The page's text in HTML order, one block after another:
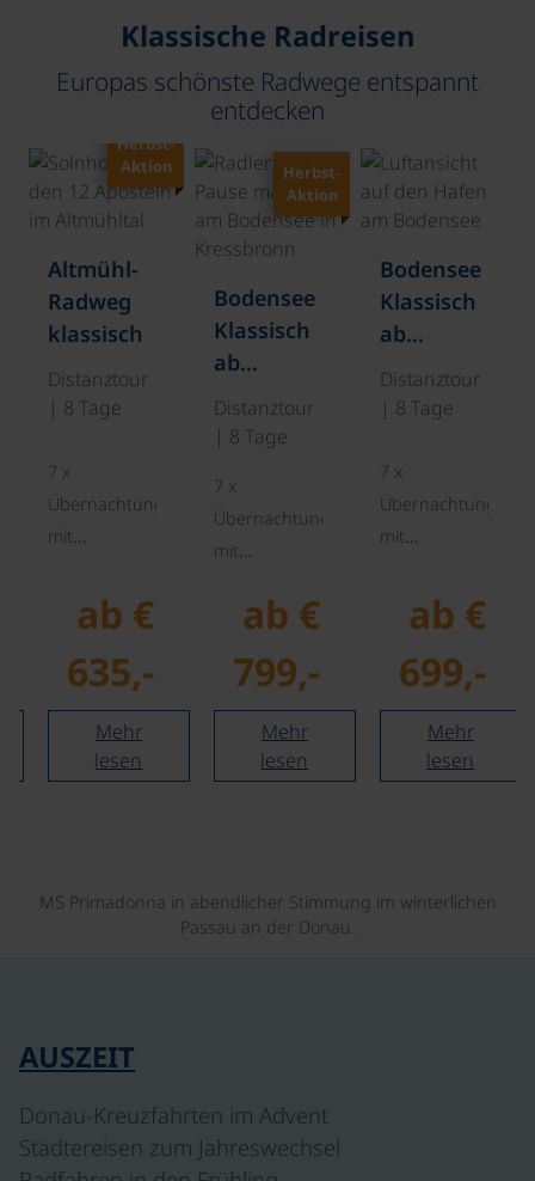
Klassische Radreisen
Europas schönste Radwege entspannt
entdecken
©
Herbst-
Aktion
Altmühl-
Radweg
klassisch
Distanztour
| 8 Tage
7 x
Übernachtung
mit
Gepäcktransport
Rothenburg
Tauber bis
Regensburg,
ab €
635,-
Mehr
lesen
Herbst-
Aktion
Bodensee
Klassisch
ab
Bregenz
Kategorie
Distanztour
| 8 Tage
7 x
Übernachtung
mit
Gepäcktransport
Bregenz,
Bodensee-
Erlebnispaket
und Fähre
ab €
799,-
Mehr
lesen
Bodensee
Klassisch
ab
Bregenz
Kategorie
Distanztour
| 8 Tage
7 x
Übernachtung
mit
Gepäcktransport
ab/bis
Bregenz,
Erlebnispaket
und Fähre
ab €
699,-
Mehr
lesen
MS Primadonna in abendlicher Stimmung im winterlichen
Passau an der Donau.
AUSZEIT
Donau-Kreuzfahrten im Advent
Städtereisen zum Jahreswechsel